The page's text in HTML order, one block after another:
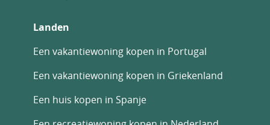
Landen
Een vakantiewoning kopen in Portugal
Een vakantiewoning kopen in Griekenland
Een huis kopen in Spanje